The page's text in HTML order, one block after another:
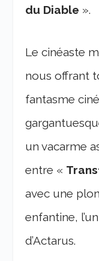
du Diable ».
Le cinéaste
nous offrant
fantasme
un vacarme
entre «
avec une
enfantine,
d’Actarus.